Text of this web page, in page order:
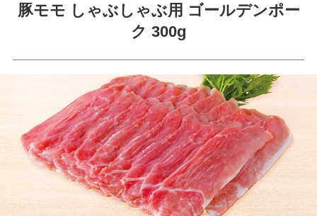
豚モモ しゃぶしゃぶ用 ゴールデンポー
ク 300g